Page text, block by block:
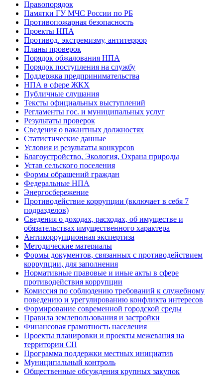
Правопорядок
Памятки ГУ МЧС России по РБ
Противопожарная безопасность
Проекты НПА
Противод. экстремизму, антитеррор
Планы проверок
Порядок обжалования НПА
Порядок поступления на службу
Поддержка предпринимательства
НПА в сфере ЖКХ
Публичные слушания
Тексты официальных выступлений
Регламенты гос. и муниципальных услуг
Результаты проверок
Сведения о вакантных должностях
Статистические данные
Условия и результаты конкурсов
Благоустройство, Экология, Охрана природы
Устав сельского поселения
Формы обращений граждан
Федеральные НПА
Энергосбережение
Противодействие коррупции (включает в себя 7
подразделов)
Сведения о доходах, расходах, об имуществе и
обязательствах имущественного характера
Антикоррупционная экспертиза
Методические материалы
Формы документов, связанных с противодействием
коррупции, для заполнения
Нормативные правовые и иные акты в сфере
противодействия коррупции
Комиссия по соблюдению требований к служебному
поведению и урегулированию конфликта интересов
Формирование современной городской среды
Правила землепользования и застройки
Финансовая грамотность населения
Проекты планировки и проекты межевания на
территории СП
Программа поддержки местных инициатив
Муниципальный контроль
Общественные обсуждения крупных закупок